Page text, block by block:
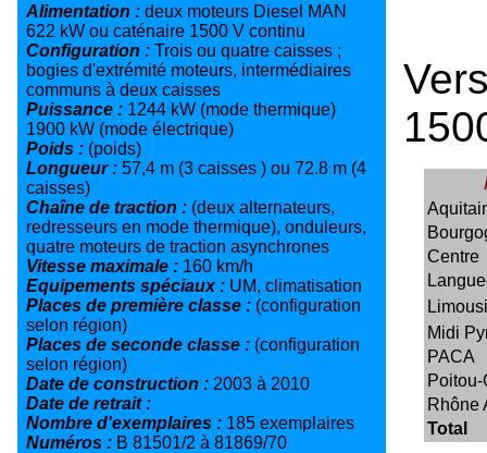
Alimentation : deux moteurs Diesel MAN
622 kW ou caténaire 1500 V continu
Configuration : Trois ou quatre caisses ;
bogies d'extrémité moteurs, intermédiaires
communs à deux caisses
Puissance : 1244 kW (mode thermique)
1900 kW (mode électrique)
Poids : (poids)
Longueur : 57,4 m (3 caisses ) ou 72.8 m (4
caisses)
Chaîne de traction : (deux alternateurs,
redresseurs en mode thermique), onduleurs,
quatre moteurs de traction asynchrones
Vitesse maximale : 160 km/h
Equipements spéciaux : UM, climatisation
Places de première classe : (configuration
selon région)
Places de seconde classe : (configuration
selon région)
Date de construction : 2003 à 2010
Date de retrait :
Nombre d'exemplaires : 185 exemplaires
Numéros : B 81501/2 à 81869/70
Centre
Midi
PACA
Rhône
Total